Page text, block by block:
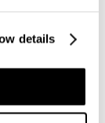
details
di Kyoto
AD di